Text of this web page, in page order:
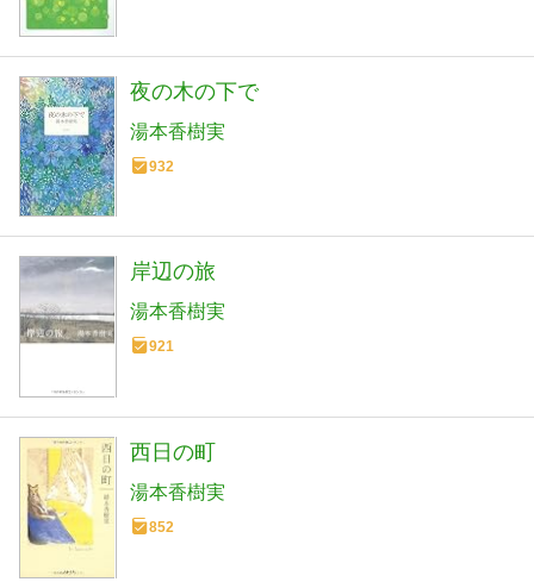
夜の木の下で
湯本香樹実
932
岸辺の旅
湯本香樹実
921
西日の町
湯本香樹実
852